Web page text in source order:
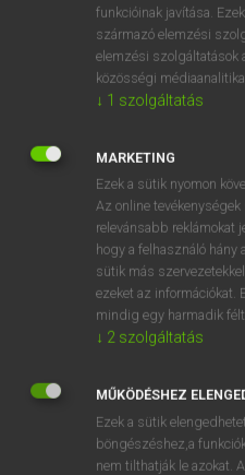
MICROSOFT
BEÉPÜLŐ
ONLINE
EGYÉNI
OKTATÁSI
funkcióinak javítása.
származó elemzési
elemzési szolgáltatások
közösségi médiaanalitika.
↓ 1 szolgáltatás
MARKETING
Ezek a sütik nyomon
Az online
relevánsabb reklámokat
hogy a felhasználó hány
sütik más
ezeket az információkat.
mindig egy harmadik
↓ 2 szolgáltatás
MŰKÖDÉSHEZ
Ezek a sütik
böngészéshez,a
nem tilthatják le azokat.